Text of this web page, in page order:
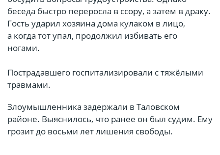
беседа быстро переросла в ссору, а затем в драку.
Гость ударил хозяина дома кулаком в лицо,
а когда тот упал, продолжил избивать его
ногами.
Пострадавшего госпитализировали с тяжёлыми
травмами.
Злоумышленника задержали в Таловском
районе. Выяснилось, что ранее он был судим. Ему
грозит до восьми лет лишения свободы.